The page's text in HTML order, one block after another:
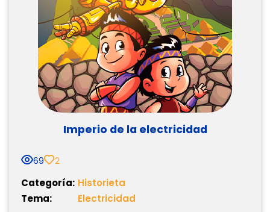
Imperio de la electricidad
69 2
Categoría: Historieta
Tema:
Electricidad